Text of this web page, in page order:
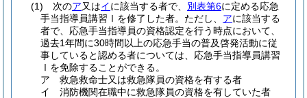
(1)
次のア又はイに該当する者で、 別表第6に定める応急
手当指導員講習Ⅰを修了した者。 ただし、 アに該当する
者で、応急手当指導員の資格認定を行う時点において、
過去1年間に30時間以上の応急手当の普及啓発活動に従
事していると認める者については、応急手当指導員講習
Ⅰを免除することができる。
ア
救急救命士又は救急隊員の資格を有する者
イ
消防機関在職中に救急隊員の資格を有していた者